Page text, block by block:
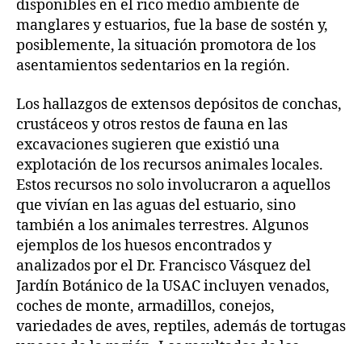
disponibles en el rico medio ambiente de
manglares y estuarios, fue la base de sostén y,
posiblemente, la situación promotora de los
asentamientos sedentarios en la región.
Los hallazgos de extensos depósitos de conchas,
crustáceos y otros restos de fauna en las
excavaciones sugieren que existió una
explotación de los recursos animales locales.
Estos recursos no solo involucraron a aquellos
que vivían en las aguas del estuario, sino
también a los animales terrestres. Algunos
ejemplos de los huesos encontrados y
analizados por el Dr. Francisco Vásquez del
Jardín Botánico de la USAC incluyen venados,
coches de monte, armadillos, conejos,
variedades de aves, reptiles, además de tortugas